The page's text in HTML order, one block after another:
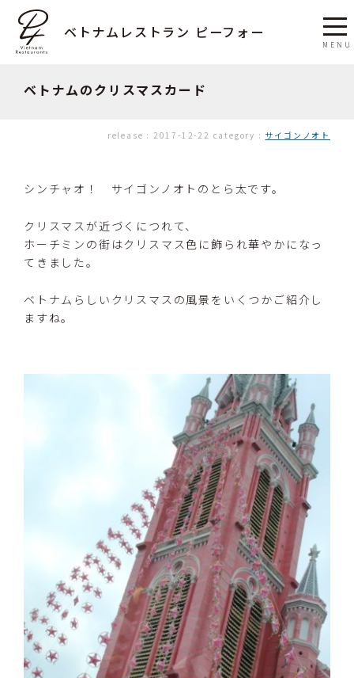
ベトナムレストラン ピーフォー
ベトナムのクリスマスカード
release : 2017-12-22 category : サイゴンノオト
シンチャオ！ サイゴンノオトのとら太です。
クリスマスが近づくにつれて、
ホーチミンの街はクリスマス色に飾られ華やかになっ
てきました。
ベトナムらしいクリスマスの風景をいくつかご紹介し
ますね。